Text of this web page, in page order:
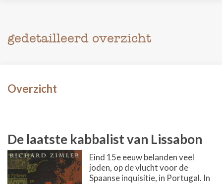
gedetailleerd overzicht
Overzicht
De laatste kabbalist van Lissabon
Eind 15e eeuw belanden veel
joden, op de vlucht voor de
Spaanse inquisitie, in Portugal. In